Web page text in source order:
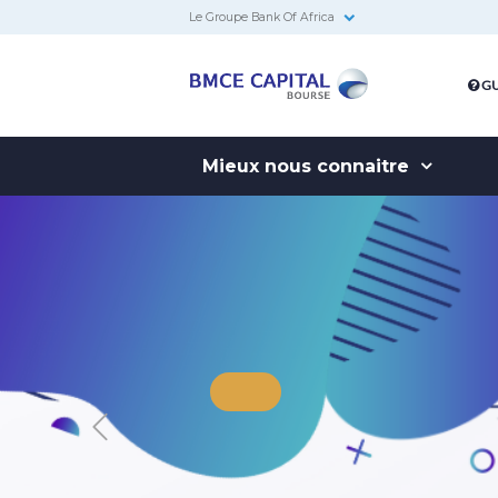
Le Groupe Bank Of Africa
Bourse
Mieux nous connaitre
BK
Le premier chatbot de la
réservé aux clients de BMCE
Previous